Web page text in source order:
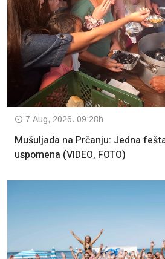
7 Aug, 2026. 09:28h
Mušuljada na Prčanju: Jedna
uspomena (VIDEO, FOTO)